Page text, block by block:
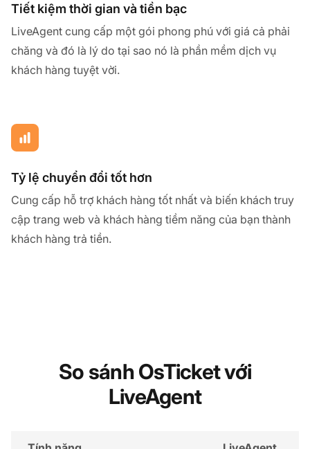
Tiết kiệm thời gian và tiền bạc
LiveAgent cung cấp một gói phong phú với giá cả phải
chăng và đó là lý do tại sao nó là phần mềm dịch vụ
khách hàng tuyệt vời.
Tỷ lệ chuyển đổi tốt hơn
Cung cấp hỗ trợ khách hàng tốt nhất và biến khách truy
cập trang web và khách hàng tiềm năng của bạn thành
khách hàng trả tiền.
So sánh OsTicket với
LiveAgent